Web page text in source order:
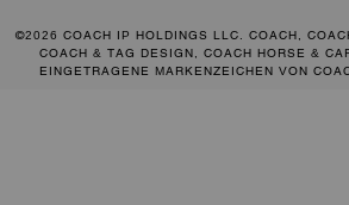
©2026 COACH IP HOLDINGS LLC. COACH,
COACH & TAG DESIGN, COACH HORSE &
EINGETRAGENE MARKENZEICHEN VON